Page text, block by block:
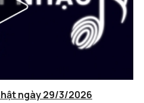
ngày 29/3/2026